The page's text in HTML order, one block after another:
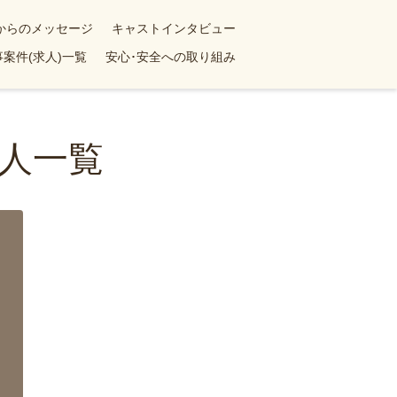
らのメッセージ
キャストインタビュー
案件(求人)一覧 安心･安全への取り組み
一覧